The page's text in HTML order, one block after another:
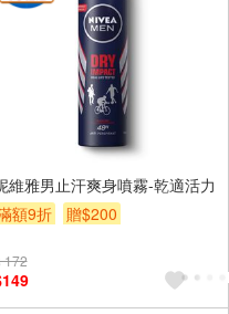
維雅男止汗爽身噴霧-乾適活力
額9折
贈$200
172